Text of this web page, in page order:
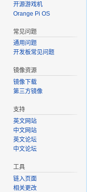
开源游戏机
Orange Pi OS
常见问题
通用问题
开发板常见问题
镜像资源
镜像下载
第三方镜像
支持
英文网站
中文网站
英文论坛
中文论坛
工具
链入页面
相关更改